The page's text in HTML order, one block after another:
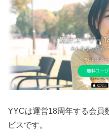
YYCは運営18周年する会員
ビスです。